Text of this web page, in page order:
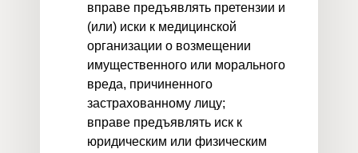
вправе предъявлять претензии и
(или) иски к медицинской
организации о возмещении
имущественного или морального
вреда, причиненного
застрахованному лицу;
вправе предъявлять иск к
юридическим или физическим